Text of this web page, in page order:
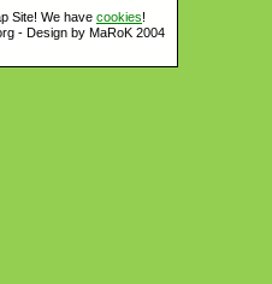
Site! We have cookies!
- Design by MaRoK 2004